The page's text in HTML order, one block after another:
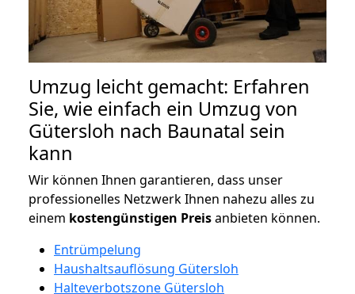
Umzug leicht gemacht: Erfahren
Sie, wie einfach ein Umzug von
Gütersloh nach Baunatal sein
kann
Wir können Ihnen garantieren, dass unser
professionelles Netzwerk Ihnen nahezu alles zu
einem kostengünstigen Preisanbieten können.
Entrümpelung
Haushaltsauflösung Gütersloh
Halteverbotszone Gütersloh